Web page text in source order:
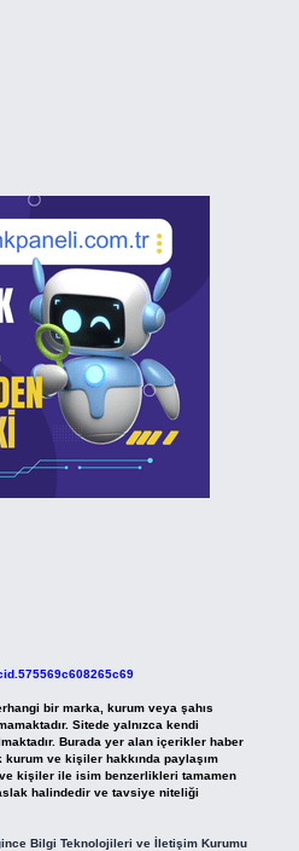
bir marka, kurum veya şahıs
Sitede yalnızca kendi
Burada yer alan içerikler haber
ve kişiler hakkında paylaşım
kişiler ile isim benzerlikleri tamamen
halindedir ve tavsiye niteliği
Bilgi Teknolojileri ve İletişim Kurumu